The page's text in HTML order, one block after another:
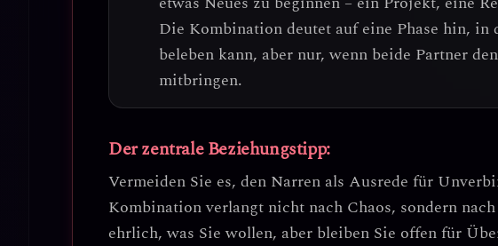
Die Kombination deutet auf eine Phase hin, in
beleben kann, aber nur, wenn beide Partner
mitbringen.
Der zentrale Beziehungstipp:
Vermeiden Sie es, den Narren als Ausrede für
Kombination verlangt nicht nach Chaos, sondern nach
ehrlich, was Sie wollen, aber bleiben Sie offen für